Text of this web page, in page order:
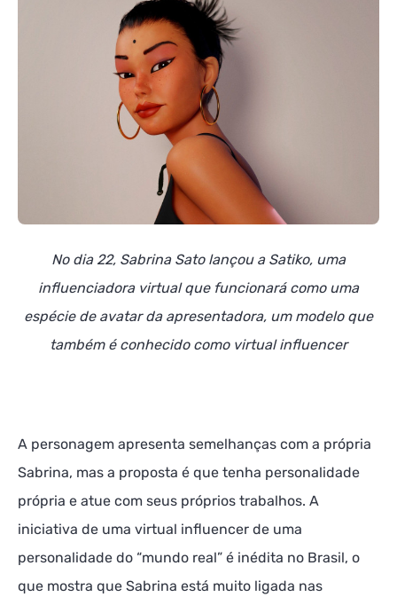
No dia 22, Sabrina Sato lançou a Satiko, uma
influenciadora virtual que funcionará como uma
espécie de avatar da apresentadora, um modelo que
também é conhecido como virtual influencer
A personagem apresenta semelhanças com a própria
Sabrina, mas a proposta é que tenha personalidade
própria e atue com seus próprios trabalhos. A
iniciativa de uma virtual influencer de uma
personalidade do “mundo real” é inédita no Brasil, o
que mostra que Sabrina está muito ligada nas